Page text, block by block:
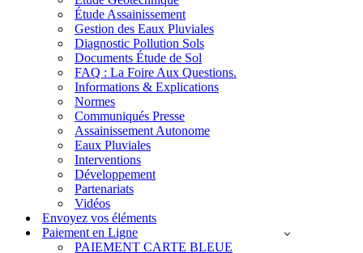
Étude Assainissement
Gestion des Eaux Pluviales
Diagnostic Pollution Sols
Documents Étude de Sol
FAQ : La Foire Aux Questions.
Informations & Explications
Normes
Communiqués Presse
Assainissement Autonome
Eaux Pluviales
Interventions
Développement
Partenariats
Vidéos
Envoyez vos éléments
Paiement en Ligne
PAIEMENT CARTE BLEUE